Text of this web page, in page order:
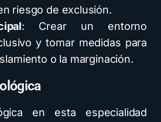
riesgo de exclusión.
: Crear un entorno
y tomar medidas para
o la marginación.
en esta especialidad